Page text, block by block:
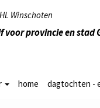
Winschoten
provincie en stad
home dagtochten -